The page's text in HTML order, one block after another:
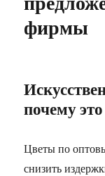
фирмы
почему
Цветы по
снизить